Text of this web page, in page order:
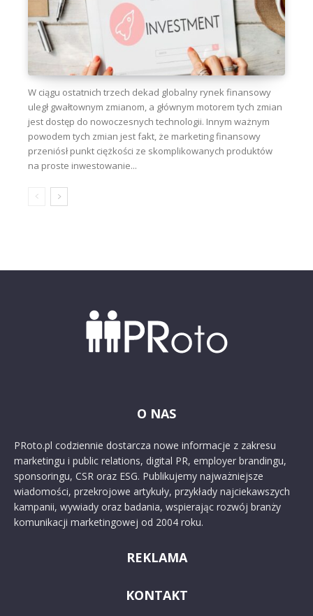
W ciągu ostatnich trzech dekad globalny rynek finansowy
uległ gwałtownym zmianom, a głównym motorem tych zmian
jest dostęp do nowoczesnych technologii. Innym ważnym
powodem tych zmian jest fakt, że marketing finansowy
przeniósł punkt ciężkości ze skomplikowanych produktów
na proste inwestowanie...
O NAS
PRoto.pl codziennie dostarcza nowe informacje z zakresu
marketingu i public relations, digital PR, employer brandingu,
sponsoringu, CSR oraz ESG. Publikujemy najważniejsze
wiadomości, przekrojowe artykuły, przykłady najciekawszych
kampanii, wywiady oraz badania, wspierając rozwój branży
komunikacji marketingowej od 2004 roku.
REKLAMA
KONTAKT